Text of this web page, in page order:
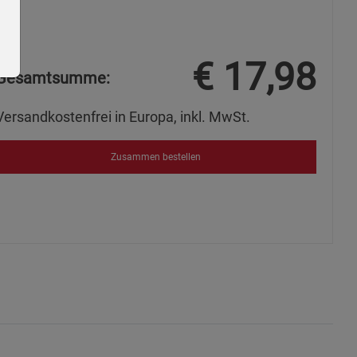
€ 17,98
in Europa, inkl. MwSt.
Zusammen bestellen